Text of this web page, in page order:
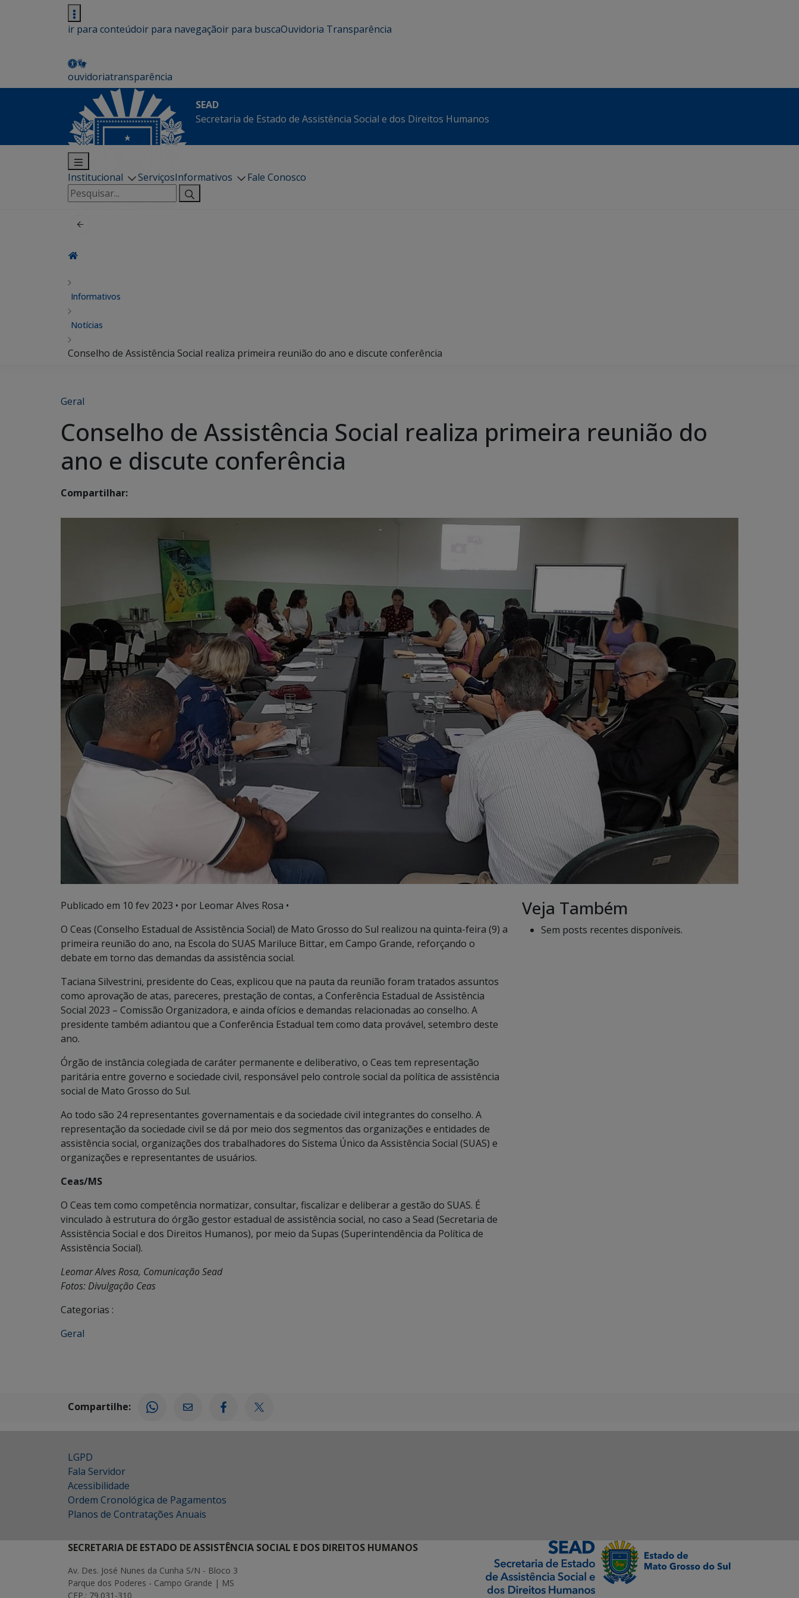
ir para conteúdoir para navegaçãoir para buscaOuvidoria Transparência
ouvidoriatransparência
SEAD
Secretaria de Estado de Assistência Social e dos Direitos Humanos
Institucional ServiçosInformativos
Fale Conosco
Pesquisar
por:
Informativos
Notícias
Conselho de Assistência Social realiza primeira reunião do ano e discute conferência
Geral
Conselho de Assistência Social realiza primeira reunião do
ano e discute conferência
Compartilhar:
Publicado em 10 fev 2023 • por Leomar Alves Rosa •
O Ceas (Conselho Estadual de Assistência Social) de Mato Grosso do Sul realizou na quinta-feira (9) a
primeira reunião do ano, na Escola do SUAS Mariluce Bittar, em Campo Grande, reforçando o
debate em torno das demandas da assistência social.
Taciana Silvestrini, presidente do Ceas, explicou que na pauta da reunião foram tratados assuntos
como aprovação de atas, pareceres, prestação de contas, a Conferência Estadual de Assistência
Social 2023 – Comissão Organizadora, e ainda ofícios e demandas relacionadas ao conselho. A
presidente também adiantou que a Conferência Estadual tem como data provável, setembro deste
ano.
Órgão de instância colegiada de caráter permanente e deliberativo, o Ceas tem representação
paritária entre governo e sociedade civil, responsável pelo controle social da política de assistência
social de Mato Grosso do Sul.
Ao todo são 24 representantes governamentais e da sociedade civil integrantes do conselho. A
representação da sociedade civil se dá por meio dos segmentos das organizações e entidades de
assistência social, organizações dos trabalhadores do Sistema Único da Assistência Social (SUAS) e
organizações e representantes de usuários.
Ceas/MS
O Ceas tem como competência normatizar, consultar, fiscalizar e deliberar a gestão do SUAS. É
vinculado à estrutura do órgão gestor estadual de assistência social, no caso a Sead (Secretaria de
Assistência Social e dos Direitos Humanos), por meio da Supas (Superintendência da Política de
Assistência Social).
Leomar Alves Rosa, Comunicação Sead
Fotos: Divulgação Ceas
Categorias :
Geral
Veja Também
Sem posts recentes disponíveis.
Compartilhe:
LGPD
Fala Servidor
Acessibilidade
Ordem Cronológica de Pagamentos
Planos de Contratações Anuais
SECRETARIA DE ESTADO DE ASSISTÊNCIA SOCIAL E DOS DIREITOS HUMANOS
Av. Des. José Nunes da Cunha S/N - Bloco 3
Parque dos Poderes - Campo Grande | MS
CEP.: 79.031-310